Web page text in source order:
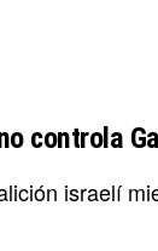
controla
israelí